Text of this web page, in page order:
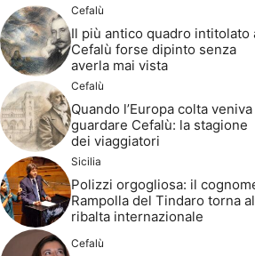
Cefalù
Il più antico quadro intitolato
Cefalù forse dipinto senza
averla mai vista
Cefalù
Quando l’Europa colta veniva
guardare Cefalù: la stagione
dei viaggiatori
Sicilia
Polizzi orgogliosa: il
Rampolla del Tindaro torna
ribalta internazionale
Cefalù